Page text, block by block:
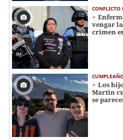
CONFLICTO
vengar
crimen
Los
Martin
se